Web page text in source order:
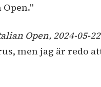
Open, 2024-05-22